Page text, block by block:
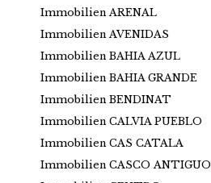
Immobilien ARENAL
Immobilien AVENIDAS
Immobilien BAHIA AZUL
Immobilien BAHIA GRANDE
Immobilien BENDINAT
Immobilien CALVIA PUEBLO
Immobilien CAS CATALA
Immobilien CASCO ANTIGUO